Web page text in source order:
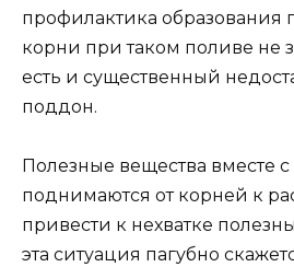
профилактика образования
корни при таком поливе не
есть и существенный
поддон.
Полезные вещества вместе с
поднимаются от корней к
привести к нехватке
эта ситуация пагубно